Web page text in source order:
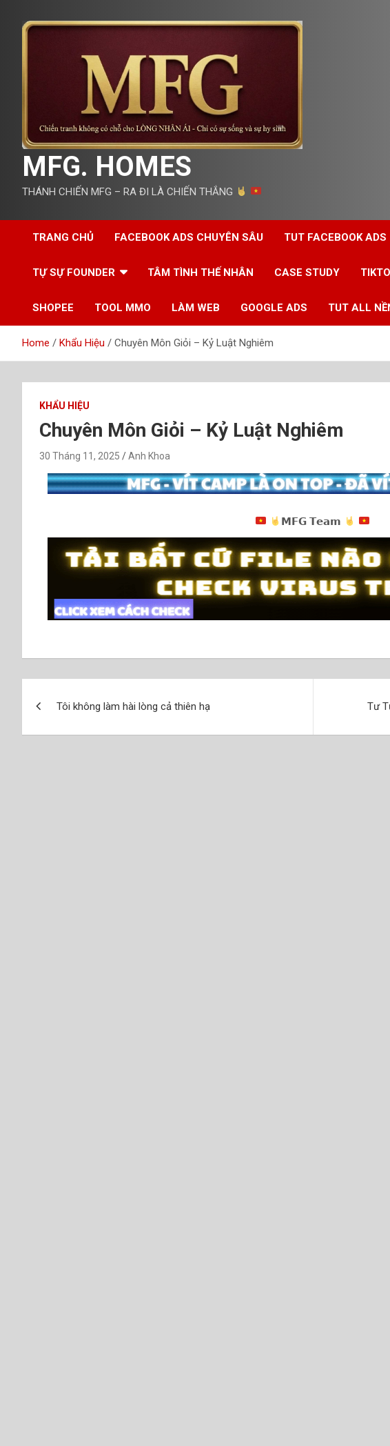
content
MFG. HOMES
THÁNH CHIẾN MFG – RA ĐI LÀ CHIẾN THẮNG
TRANG CHỦ FACEBOOK ADS CHUYÊN SÂU TUT FACEBOOK ADS
TỰ SỰ FOUNDER TÂM TÌNH THẾ NHÂN CASE STUDY
SHOPEE TOOL MMO LÀM WEB GOOGLE ADS TUT ALL
Home Khẩu Hiệu Chuyên Môn Giỏi – Kỷ Luật Nghiêm
KHẨU HIỆU
Chuyên Môn Giỏi – Kỷ Luật Nghiêm
30 Tháng 11, 2025 Anh Khoa
𝗠𝗙𝗚 𝗧𝗲𝗮𝗺
Tôi không làm hài lòng cả thiên hạ Tư